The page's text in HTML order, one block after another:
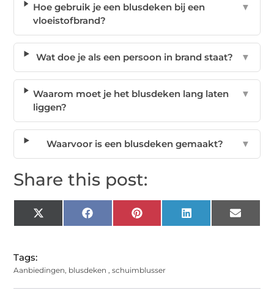
Hoe gebruik je een blusdeken bij een
vloeistofbrand?
▼
Wat doe je als een persoon in brand staat? ▼
Waarom moet je het blusdeken lang laten
liggen?
▼
Waarvoor is een blusdeken gemaakt? ▼
Share this post:
X
(Twitter)
Facebook Pinterest LinkedIn Email
Tags:
Aanbiedingen, blusdeken ,schuimblusser